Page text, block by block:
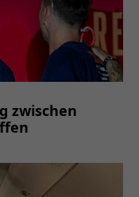
zwischen